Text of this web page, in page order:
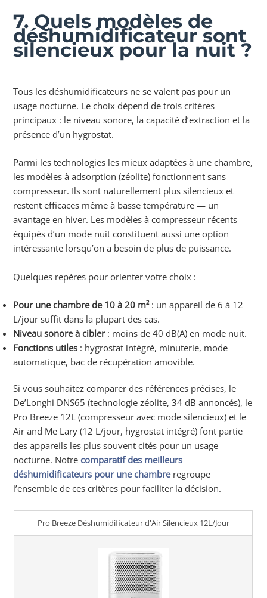
7. Quels modèles de
déshumidificateur sont
silencieux pour la nuit ?
Tous les déshumidificateurs ne se valent pas pour un
usage nocturne. Le choix dépend de trois critères
principaux : le niveau sonore, la capacité d’extraction et la
présence d’un hygrostat.
Parmi les technologies les mieux adaptées à une chambre,
les modèles à adsorption (zéolite) fonctionnent sans
compresseur. Ils sont naturellement plus silencieux et
restent efficaces même à basse température — un
avantage en hiver. Les modèles à compresseur récents
équipés d’un mode nuit constituent aussi une option
intéressante lorsqu’on a besoin de plus de puissance.
Quelques repères pour orienter votre choix :
Pour une chambre de 10 à 20 m²: un appareil de 6 à 12
L/jour suffit dans la plupart des cas.
Niveau sonore à cibler: moins de 40 dB(A) en mode nuit.
Fonctions utiles : hygrostat intégré, minuterie, mode
automatique, bac de récupération amovible.
Si vous souhaitez comparer des références précises, le
De’Longhi DNS65 (technologie zéolite, 34 dB annoncés), le
Pro Breeze 12L (compresseur avec mode silencieux) et le
Air and Me Lary (12 L/jour, hygrostat intégré) font partie
des appareils les plus souvent cités pour un usage
nocturne. Notrecomparatif des meilleurs
déshumidificateurs pour une chambreregroupe
l’ensemble de ces critères pour faciliter la décision.
Pro Breeze Déshumidificateur d'Air Silencieux 12L/Jour